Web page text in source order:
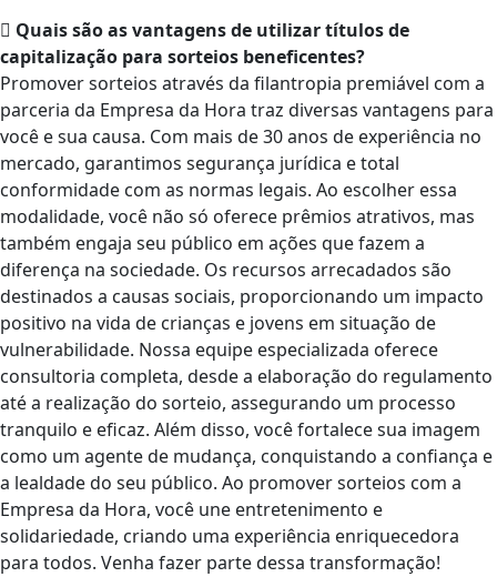
Quais são as vantagens de utilizar títulos de
capitalização para sorteios beneficentes?
Promover sorteios através da filantropia premiável com a
parceria da Empresa da Hora traz diversas vantagens para
você e sua causa. Com mais de 30 anos de experiência no
mercado, garantimos segurança jurídica e total
conformidade com as normas legais. Ao escolher essa
modalidade, você não só oferece prêmios atrativos, mas
também engaja seu público em ações que fazem a
diferença na sociedade. Os recursos arrecadados são
destinados a causas sociais, proporcionando um impacto
positivo na vida de crianças e jovens em situação de
vulnerabilidade. Nossa equipe especializada oferece
consultoria completa, desde a elaboração do regulamento
até a realização do sorteio, assegurando um processo
tranquilo e eficaz. Além disso, você fortalece sua imagem
como um agente de mudança, conquistando a confiança e
a lealdade do seu público. Ao promover sorteios com a
Empresa da Hora, você une entretenimento e
solidariedade, criando uma experiência enriquecedora
para todos. Venha fazer parte dessa transformação!